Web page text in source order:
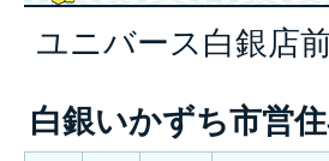
ユニバース白銀店
白銀いかずち市営